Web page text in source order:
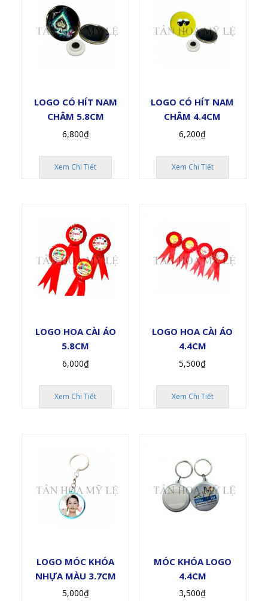
LOGO CÓ HÍT NAM
CHÂM 5.8CM
6,800₫
Xem Chi Tiết
LOGO CÓ HÍT NAM
CHÂM 4.4CM
6,200₫
Xem Chi Tiết
LOGO HOA CÀI ÁO
5.8CM
6,000₫
Xem Chi Tiết
LOGO HOA CÀI ÁO
4.4CM
5,500₫
Xem Chi Tiết
LOGO MÓC KHÓA
NHỰA MÀU 3.7CM
5,000₫
MÓC KHÓA LOGO
4.4CM
3,500₫